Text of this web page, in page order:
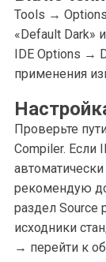
Tools →
«Default Dark»
IDE Options →
применения
Проверьте
Compiler. Если
рекомендую
раздел Source
исходники
→ перейти к